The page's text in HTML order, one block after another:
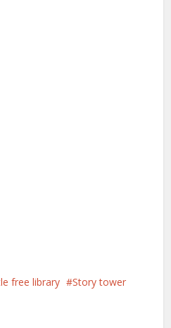
free library Story tower